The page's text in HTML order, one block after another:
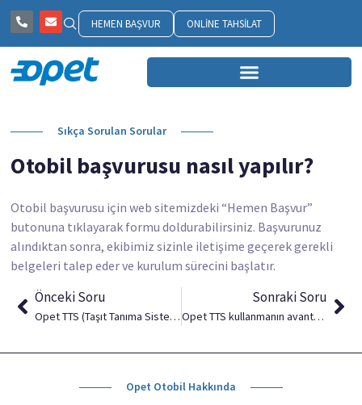
HEMEN BAŞVUR ONLINE TAHSILAT
Sıkça Sorulan Sorular
Otobil başvurusu nasıl yapılır?
Otobil başvurusu için web sitemizdeki “Hemen Başvur”
butonuna tıklayarak formu doldurabilirsiniz. Başvurunuz
alındıktan sonra, ekibimiz sizinle iletişime geçerek gerekli
belgeleri talep eder ve kurulum sürecini başlatır.
Önceki Soru
Opet TTS (Taşıt Tanıma Sistemi) nasıl çalışır?
Sonraki Soru
Opet TTS kullanmanın avantajları nelerdir?
Opet Otobil Hakkında